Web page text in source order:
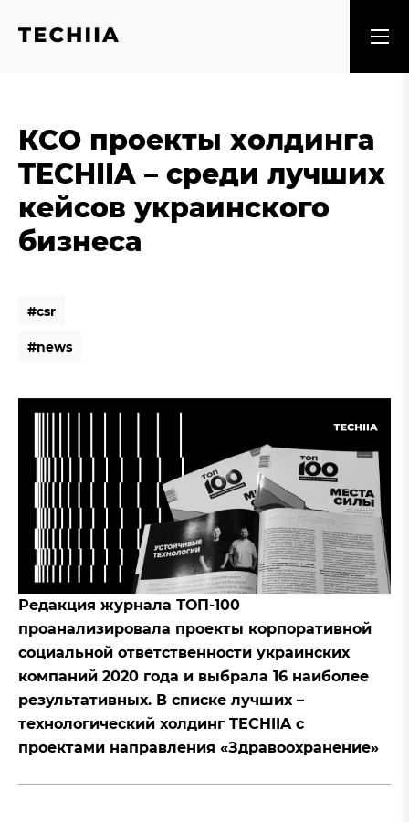
КСО проекты холдинга
TECHIIA – среди лучших
кейсов украинского
бизнеса
#csr
#news
Редакция журнала ТОП-100
проанализировала проекты корпоративной
социальной ответственности украинских
компаний 2020 года и выбрала 16 наиболее
результативных. В списке лучших –
технологический холдинг TECHIIA с
проектами направления «Здравоохранение»